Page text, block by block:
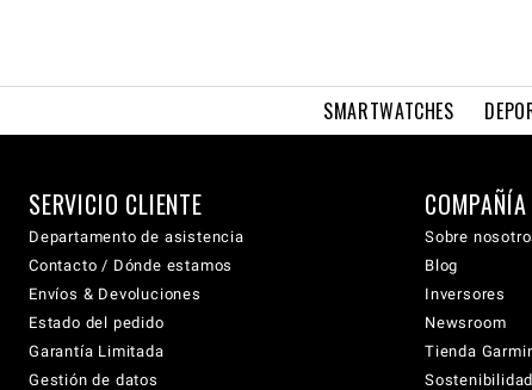
SMARTWATCHES
SERVICIO CLIENTE
Departamento de asistencia
Contacto / Dónde estamos
Envíos & Devoluciones
Estado del pedido
Garantía Limitada
Gestión de datos
COMPAÑÍA
Sobre
Blog
Inversores
Newsroom
Tienda